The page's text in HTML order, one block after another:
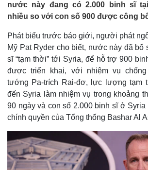
Chính trị
Đảng
Tổ chức nhân sự
Nhận diện sự thật
Xã hội
Tin 24h
Dự báo
Giáo dục
Dấu ấn
Việc làm
Biển đảo
nước này đang có 2.000 binh sĩ
nhiều so với con số 900 được công
Phát biểu trước báo giới, người phát
Mỹ Pat Ryder cho biết, nước này đã bổ
sĩ “tạm thời” tới Syria, để hỗ trợ 900
được triển khai, với nhiệm vụ
tướng Pa-trích Rai-đơ, lực lượng tạm
đến Syria làm nhiệm vụ trong khoảng
90 ngày và con số 2.000 binh sĩ ở
chính quyền của Tổng thống Bashar Al